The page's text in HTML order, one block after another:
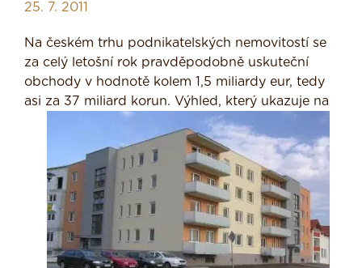
25. 7. 2011
Na českém trhu podnikatelských nemovitostí se
za celý letošní rok pravděpodobně uskuteční
obchody v hodnotě kolem 1,5 miliardy eur, tedy
asi za 37 miliard korun. Výhled, který ukazuje na